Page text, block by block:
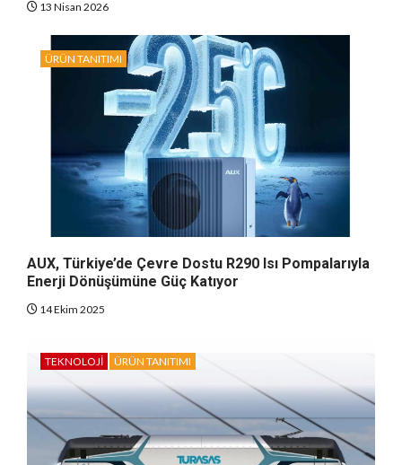
13 Nisan 2026
ÜRÜN TANITIMI
AUX, Türkiye’de Çevre Dostu R290 Isı Pompalarıyla
Enerji Dönüşümüne Güç Katıyor
14 Ekim 2025
TEKNOLOJI ÜRÜN TANITIMI